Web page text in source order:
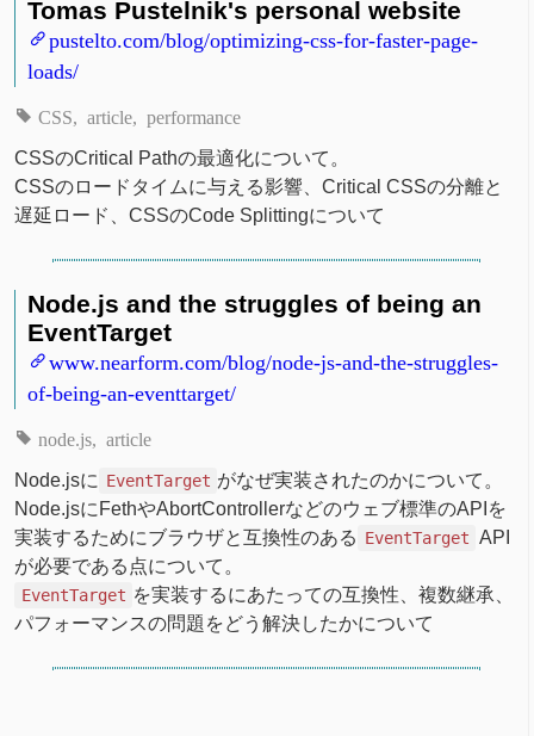
Tomas Pustelnik's personal website
pustelto.com/blog/optimizing-css-for-faster-page-
loads/
CSS article performance
CSSのCritical Pathの最適化について。
CSSのロードタイムに与える影響、Critical CSSの分離と
遅延ロード、CSSのCode Splittingについて
Node.js and the struggles of being an
EventTarget
www.nearform.com/blog/node-js-and-the-struggles-
of-being-an-eventtarget/
node.js article
Node.jsに EventTarget がなぜ実装されたのかについて。
Node.jsにFethやAbortControllerなどのウェブ標準のAPIを
実装するためにブラウザと互換性のある EventTarget API
が必要である点について。
EventTarget を実装するにあたっての互換性、複数継承、
パフォーマンスの問題をどう解決したかについて